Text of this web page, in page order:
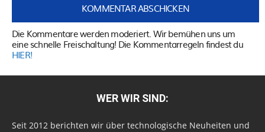
Die Kommentare werden moderiert. Wir bemühen uns um
eine schnelle Freischaltung! Die Kommentarregeln findest du
HIER!
WER WIR SIND:
Seit 2012 berichten wir über technologische Neuheiten und